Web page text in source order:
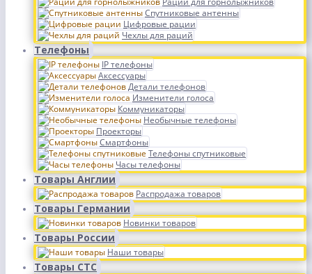
Спутниковые антенны
Цифровые рации
Чехлы для раций
Телефоны
IP телефоны
Аксессуары
Детали телефонов
Изменители голоса
Коммуникаторы
Необычные телефоны
Проекторы
Смартфоны
Телефоны спутниковые
Часы телефоны
Товары Англии
Распродажа товаров
Товары Германии
Новинки товаров
Товары России
Наши товары
Товары СТС